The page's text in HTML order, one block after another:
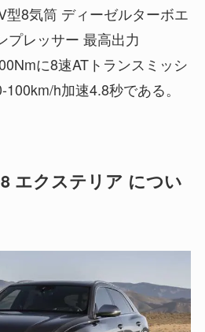
型8気筒 ディーゼルターボエ
プレッサー 最高出力
に8速ATトランスミッシ
h加速4.8秒である。
エクステリア につい